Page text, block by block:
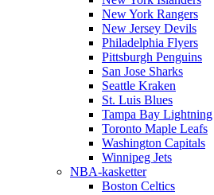
New York Rangers
New Jersey Devils
Philadelphia Flyers
Pittsburgh Penguins
San Jose Sharks
Seattle Kraken
St. Luis Blues
Tampa Bay Lightning
Toronto Maple Leafs
Washington Capitals
Winnipeg Jets
NBA-kasketter
Boston Celtics